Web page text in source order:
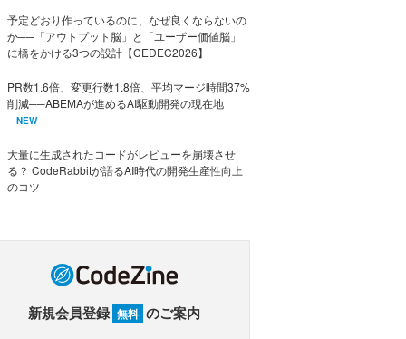
予定どおり作っているのに、なぜ良くならないの
か──「アウトプット脳」と「ユーザー価値脳」
に橋をかける3つの設計【CEDEC2026】
PR数1.6倍、変更行数1.8倍、平均マージ時間37%
削減──ABEMAが進めるAI駆動開発の現在地
NEW
大量に生成されたコードがレビューを崩壊させ
る？ CodeRabbitが語るAI時代の開発生産性向上
のコツ
新規会員登録 無料 のご案内